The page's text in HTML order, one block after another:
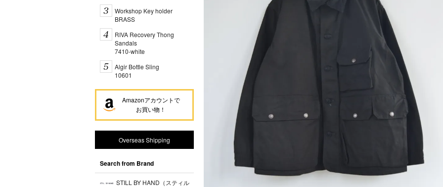
Workshop Key holder
BRASS
RIVA Recovery Thong
Sandals
7410-white
Algir Bottle Sling
10601
Amazonアカウントで
お買い物！
Overseas Shipping
Search from Brand
STILL BY HAND（スティル